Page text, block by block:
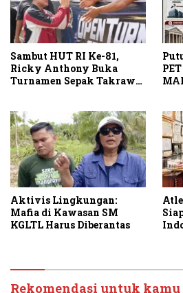
Sambut HUT RI Ke-81,
Ricky Anthony Buka
Turnamen Sepak Takraw
Aktivis Lingkungan:
Mafia di Kawasan SM
KGLTL Harus Diberantas
Rekomendasi untuk kamu